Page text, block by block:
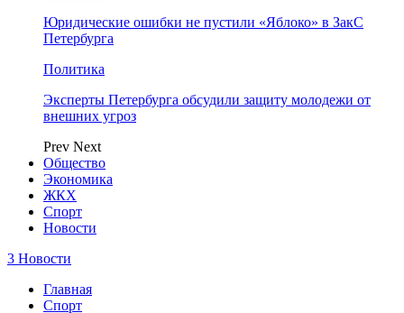
Юридические ошибки не пустили «Яблоко» в ЗакС
Петербурга
Политика
Эксперты Петербурга обсудили защиту молодежи от
внешних угроз
Prev Next
Общество
Экономика
ЖКХ
Спорт
Новости
3 Новости
Главная
Спорт